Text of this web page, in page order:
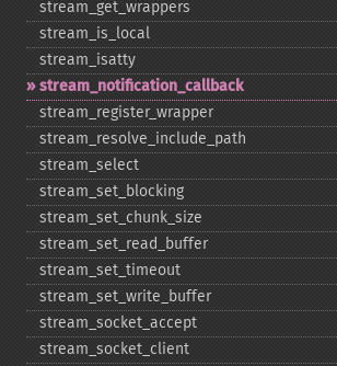
stream_​get_​wrappers
stream_​is_​local
stream_​isatty
stream_​notification_​callback
stream_​register_​wrapper
stream_​resolve_​include_​path
stream_​select
stream_​set_​blocking
stream_​set_​chunk_​size
stream_​set_​read_​buffer
stream_​set_​timeout
stream_​set_​write_​buffer
stream_​socket_​accept
stream_​socket_​client